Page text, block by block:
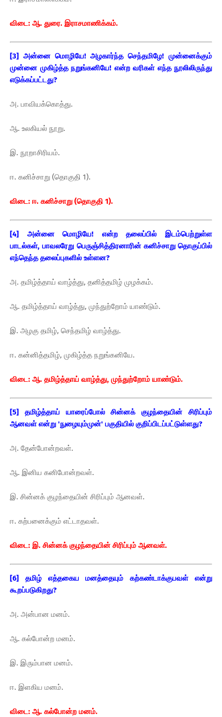
விடை: ஆ. துரை. இராசமாணிக்கம்.
[3] அன்னை மொழியே! அழகார்ந்த செந்தமிழே! முன்னைக்கும்
முன்னை முகிழ்த்த நறுங்கனியே! என்ற வரிகள் எந்த நூலிலிருந்து
எடுக்கப்பட்டது?
அ. பாவியக்கொத்து.
ஆ. உலகியல் நூறு.
இ. நூறாசிரியம்.
ஈ. கனிச்சாறு (தொகுதி 1).
விடை: ஈ. கனிச்சாறு (தொகுதி 1).
[4] அன்னை மொழியே! என்ற தலைப்பில் இடம்பெற்றுள்ள
பாடல்கள், பாவலரேறு பெருஞ்சித்திரனாரின் கனிச்சாறு தொகுப்பில்
எந்தெந்த தலைப்புகளில் உள்ளன?
அ. தமிழ்த்தாய் வாழ்த்து, தனித்தமிழ் முழக்கம்.
ஆ. தமிழ்த்தாய் வாழ்த்து, முந்துற்றோம் யாண்டும்.
இ. அழகு தமிழ், செந்தமிழ் வாழ்த்து.
ஈ. கன்னித்தமிழ், முகிழ்த்த நறுங்கனியே.
விடை: ஆ. தமிழ்த்தாய் வாழ்த்து, முந்துற்றோம் யாண்டும்.
[5] தமிழ்த்தாய் யாரைப்போல் சின்னக் குழந்தையின் சிரிப்பும்
ஆனவள் என்று 'நுழையும்முன்' பகுதியில் குறிப்பிடப்பட்டுள்ளது?
அ. தேன்போன்றவள்.
ஆ. இனிய கனிபோன்றவள்.
இ. சின்னக் குழந்தையின் சிரிப்பும் ஆனவள்.
ஈ. கற்பனைக்கும் எட்டாதவள்.
விடை: இ. சின்னக் குழந்தையின் சிரிப்பும் ஆனவள்.
[6] தமிழ் எத்தகைய மனத்தையும் கற்கண்டாக்குபவள் என்று
கூறப்படுகிறது?
அ. அன்பான மனம்.
ஆ. கல்போன்ற மனம்.
இ. இரும்பான மனம்.
ஈ. இளகிய மனம்.
விடை: ஆ. கல்போன்ற மனம்.